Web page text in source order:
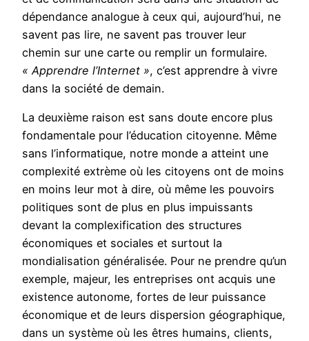
dépendance analogue à ceux qui, aujourd’hui, ne
savent pas lire, ne savent pas trouver leur
chemin sur une carte ou remplir un formulaire.
« Apprendre l’Internet », c’est apprendre à vivre
dans la société de demain.
La deuxième raison est sans doute encore plus
fondamentale pour l’éducation citoyenne. Même
sans l’informatique, notre monde a atteint une
complexité extrème où les citoyens ont de moins
en moins leur mot à dire, où même les pouvoirs
politiques sont de plus en plus impuissants
devant la complexification des structures
économiques et sociales et surtout la
mondialisation généralisée. Pour ne prendre qu’un
exemple, majeur, les entreprises ont acquis une
existence autonome, fortes de leur puissance
économique et de leurs dispersion géographique,
dans un système où les êtres humains, clients,